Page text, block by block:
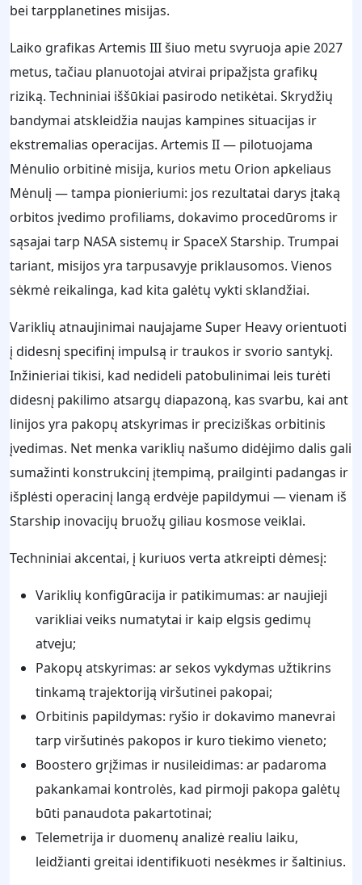
bei tarpplanetines misijas.
Laiko grafikas Artemis III šiuo metu svyruoja apie 2027
metus, tačiau planuotojai atvirai pripažįsta grafikų
riziką. Techniniai iššūkiai pasirodo netikėtai. Skrydžių
bandymai atskleidžia naujas kampines situacijas ir
ekstremalias operacijas. Artemis II — pilotuojama
Mėnulio orbitinė misija, kurios metu Orion apkeliaus
Mėnulį — tampa pionieriumi: jos rezultatai darys įtaką
orbitos įvedimo profiliams, dokavimo procedūroms ir
sąsajai tarp NASA sistemų ir SpaceX Starship. Trumpai
tariant, misijos yra tarpusavyje priklausomos. Vienos
sėkmė reikalinga, kad kita galėtų vykti sklandžiai.
Variklių atnaujinimai naujajame Super Heavy orientuoti
į didesnį specifinį impulsą ir traukos ir svorio santykį.
Inžinieriai tikisi, kad nedideli patobulinimai leis turėti
didesnį pakilimo atsargų diapazoną, kas svarbu, kai ant
linijos yra pakopų atskyrimas ir preciziškas orbitinis
įvedimas. Net menka variklių našumo didėjimo dalis gali
sumažinti konstrukcinį įtempimą, prailginti padangas ir
išplėsti operacinį langą erdvėje papildymui — vienam iš
Starship inovacijų bruožų giliau kosmose veiklai.
Techniniai akcentai, į kuriuos verta atkreipti dėmesį:
Variklių konfigūracija ir patikimumas: ar naujieji
varikliai veiks numatytai ir kaip elgsis gedimų
atveju;
Pakopų atskyrimas: ar sekos vykdymas užtikrins
tinkamą trajektoriją viršutinei pakopai;
Orbitinis papildymas: ryšio ir dokavimo manevrai
tarp viršutinės pakopos ir kuro tiekimo vieneto;
Boostero grįžimas ir nusileidimas: ar padaroma
pakankamai kontrolės, kad pirmoji pakopa galėtų
būti panaudota pakartotinai;
Telemetrija ir duomenų analizė realiu laiku,
leidžianti greitai identifikuoti nesėkmes ir šaltinius.